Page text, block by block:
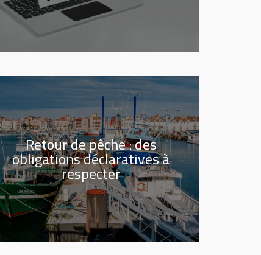
Retour de pêche : des
obligations déclaratives à
respecter